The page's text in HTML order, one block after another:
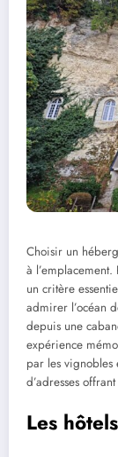
Choisir un
à
un critère
admirer l’océan
depuis une
expérience
par les vignobles
d’adresses
Les